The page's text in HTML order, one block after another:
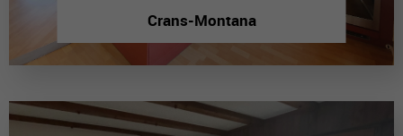
Crans-Montana